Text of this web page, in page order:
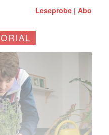
Leseprobe |Abo